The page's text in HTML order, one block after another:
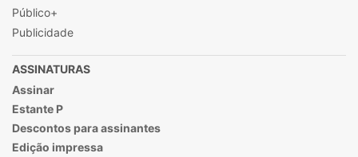
Público+
Publicidade
ASSINATURAS
Assinar
Estante P
Descontos para assinantes
Edição impressa